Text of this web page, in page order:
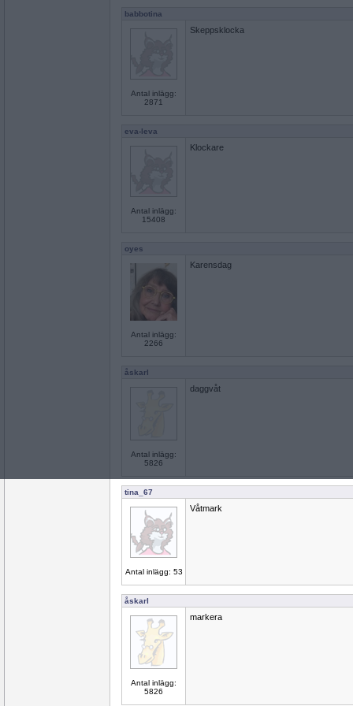
babbotina
Antal inlägg:
2871
Skeppsklocka
eva-leva
Antal inlägg:
15408
Klockare
oyes
Antal inlägg:
2266
Karensdag
åskarl
Antal inlägg:
5826
daggvåt
tina_67
Antal inlägg: 53
Våtmark
åskarl
Antal inlägg:
5826
markera